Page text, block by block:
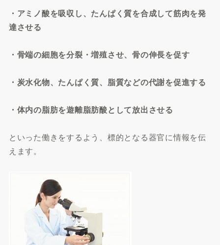
・アミノ酸を吸収し、たんぱく質を合成して筋肉を発
達させる
・骨端の細胞を分裂・増殖させ、骨の伸長を促す
・炭水化物、たんぱく質、脂質などの代謝を促進する
・体内の脂肪を遊離脂肪酸として放出させる
といった働きをするよう、標的となる器官に情報を伝
えます。